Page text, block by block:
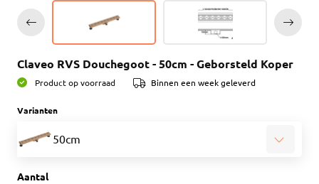
Claveo RVS Douchegoot - 50cm - Geborsteld Koper
Product op voorraad Binnen een week geleverd
Varianten
50cm
Aantal